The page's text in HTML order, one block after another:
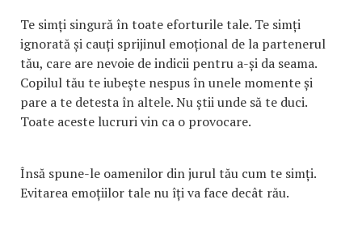
Te simți singură în toate eforturile tale. Te simți
ignorată și cauți sprijinul emoțional de la partenerul
tău, care are nevoie de indicii pentru a-și da seama.
Copilul tău te iubește nespus în unele momente și
pare a te detesta în altele. Nu știi unde să te duci.
Toate aceste lucruri vin ca o provocare.
Însă spune-le oamenilor din jurul tău cum te simți.
Evitarea emoțiilor tale nu îți va face decât rău.